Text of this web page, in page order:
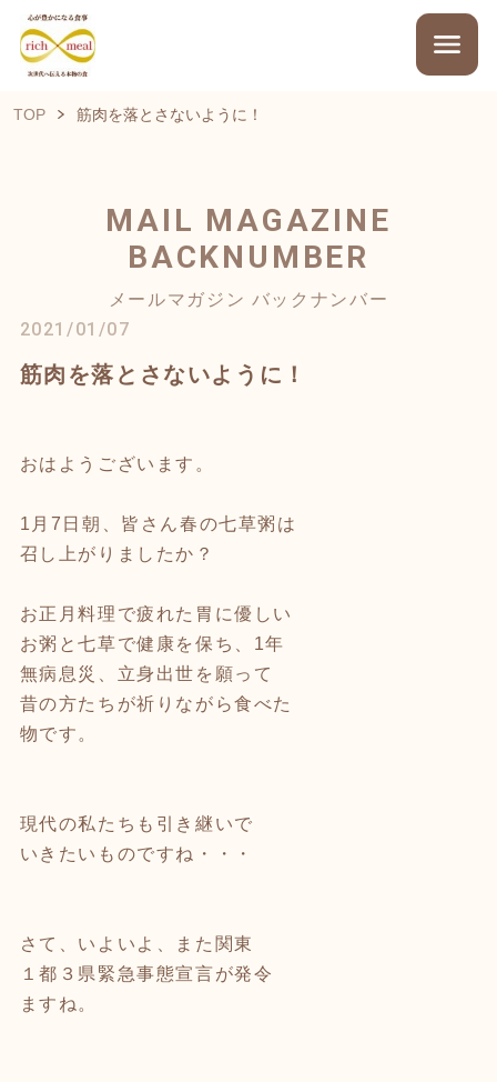
TOP 筋肉を落とさないように！
MAIL MAGAZINE
BACKNUMBER
メールマガジン バックナンバー
2021/01/07
筋肉を落とさないように！
おはようございます。
1月7日朝、皆さん春の七草粥は
召し上がりましたか？
お正月料理で疲れた胃に優しい
お粥と七草で健康を保ち、1年
無病息災、立身出世を願って
昔の方たちが祈りながら食べた
物です。
現代の私たちも引き継いで
いきたいものですね・・・
さて、いよいよ、また関東
１都３県緊急事態宣言が発令
ますね。